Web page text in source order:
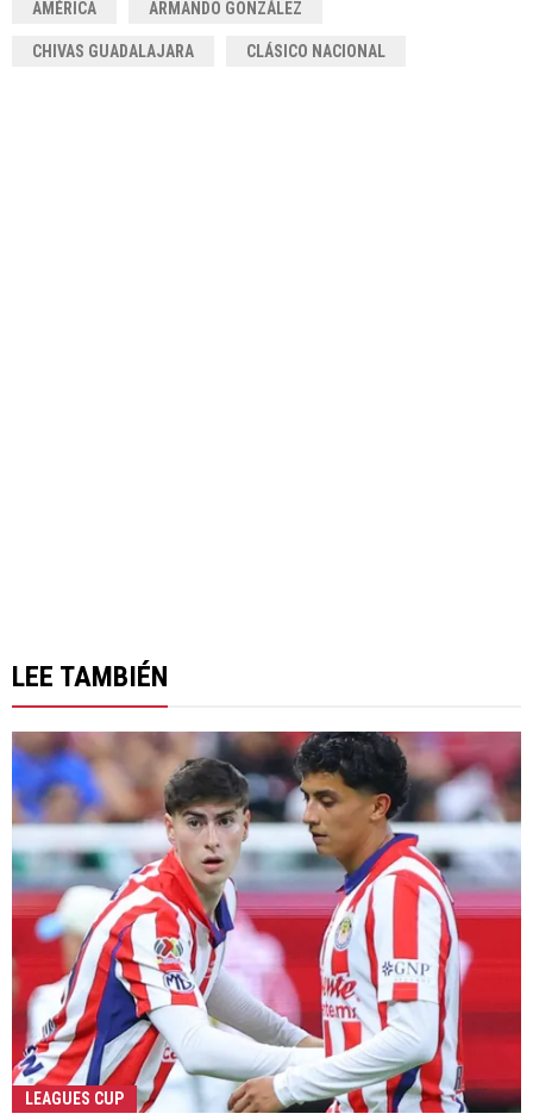
AMÉRICA ARMANDO GONZÁLEZ
CHIVAS GUADALAJARA CLÁSICO NACIONAL
LEE TAMBIÉN
LEAGUES CUP